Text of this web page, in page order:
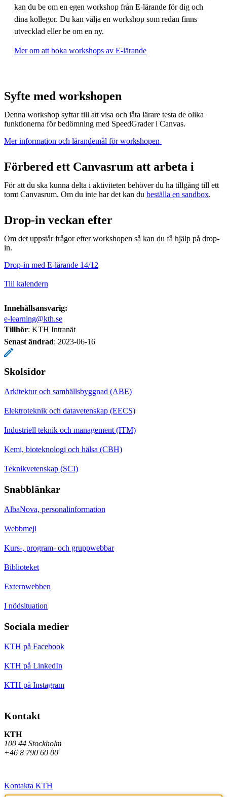
kan du be om en egen workshop från E-lärande för dig och
dina kollegor. Du kan välja en workshop som redan finns
utvecklad eller be om en ny.
Mer om att boka workshops av E-lärande
Syfte med workshopen
Denna workshop syftar till att visa och låta lärare testa de olika
funktionerna för bedömning med SpeedGrader i Canvas.
Mer information och lärandemål för workshopen ​
Förbered ett Canvasrum att arbeta i
För att du ska kunna delta i aktiviteten behöver du ha tillgång till ett
tomt Canvasrum. Om du inte har det kan du beställa en sandbox.
Drop-in veckan efter
Om det uppstår frågor efter workshopen så kan du få hjälp på drop-
in.
Drop-in med E-lärande 14/12
Till kalendern
Innehållsansvarig:
e-learning@kth.se
Tillhör: KTH Intranät
Senast ändrad: 2023-06-16
Skolsidor
Arkitektur och samhällsbyggnad (ABE)
Elektroteknik och datavetenskap (EECS)
Industriell teknik och management (ITM)
Kemi, bioteknologi och hälsa (CBH)
Teknikvetenskap (SCI)
Snabblänkar
AlbaNova, personalinformation
Webbmejl
Kurs-, program- och gruppwebbar
Biblioteket
Externwebben
I nödsituation
Sociala medier
KTH på Facebook
KTH på LinkedIn
KTH på Instagram
Kontakt
KTH
100 44 Stockholm
+46 8 790 60 00
Kontakta KTH